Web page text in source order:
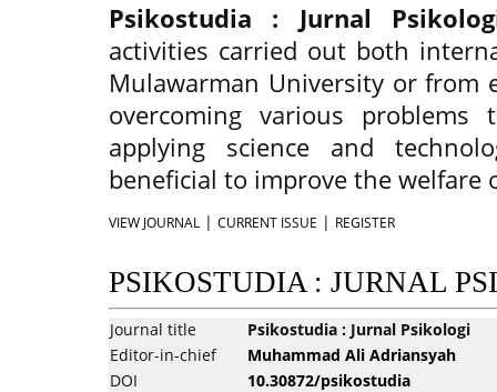
Psikostudia : Jurnal
activities carried out both
Mulawarman University or from
overcoming various
applying science and
beneficial to improve the welfare
VIEW JOURNAL | CURRENT ISSUE | REGISTER
PSIKOSTUDIA : JURNAL
Journal title
Psikostudia : Jurnal Psikologi
Editor-in-chief
Muhammad Ali Adriansyah
DOI
10.30872/psikostudia